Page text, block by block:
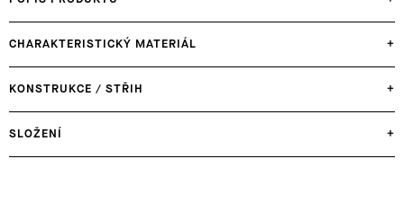
CHARAKTERISTICKÝ MATERIÁL +
KONSTRUKCE / STŘIH +
SLOŽENÍ +